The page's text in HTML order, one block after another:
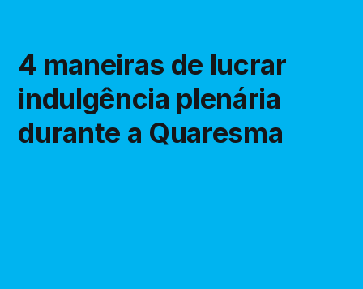
4 maneiras de lucrar
indulgência plenária
durante a Quaresma